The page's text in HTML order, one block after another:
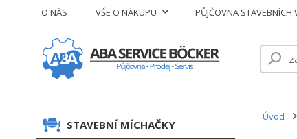
O NÁS VŠE O NÁKUPU PŮJČOVNA STAVEBNÍCH
STAVEBNÍ MÍCHAČKY
Úvod